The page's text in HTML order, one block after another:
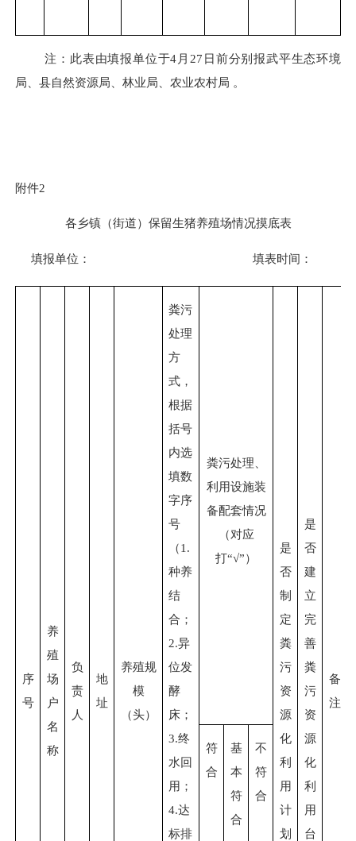
注：此表由填报单位于4月27 日前分别报武平生态环境
局、县自然资源局、林业局、农业农村局 。
附件2
各乡镇（街道）保留生猪养殖场情况摸底表
填报单位： 填表时间：
序
号
养
殖
场
户
名
称
负
责
人
地
址
养殖规
模
（头）
粪污
处理
方
式，
根据
括号
内选
填数
字序
号
（1.
种养
结
合；
2.异
位发
酵
床；
3.终
水回
用；
4.达
标排
粪污处理、
利用设施装
备配套情况
（对应
打“√”）
是
否
制
定
粪
污
资
源
化
利
用
计
划
是
否
建
立
完
善
粪
污
资
源
化
利
用
台
备
注
符
合
基
本
符
合
不
符
合